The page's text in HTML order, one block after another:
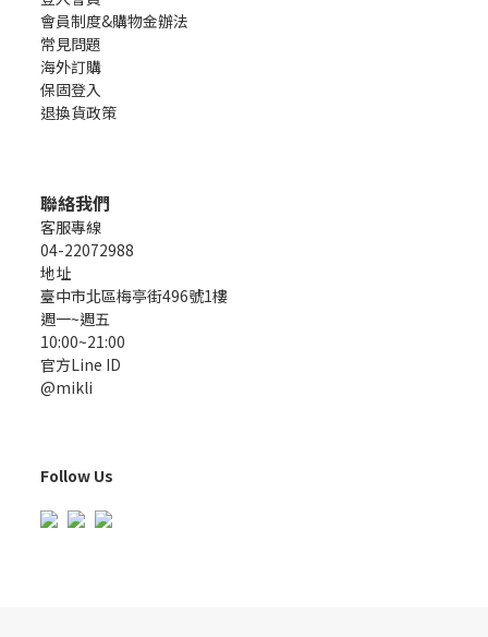
會員制度&購物金辦法
常見問題
海外訂購
保固登入
退換貨政策
聯絡我們
客服專線
04-22072988
地址
臺中市北區梅亭街496號1樓
週一~週五
10:00~21:00
官方Line ID
@mikli
Follow Us